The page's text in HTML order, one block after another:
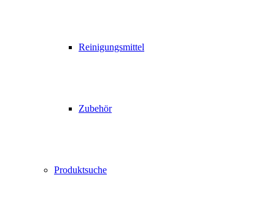
Reinigungsmittel
Zubehör
Produktsuche